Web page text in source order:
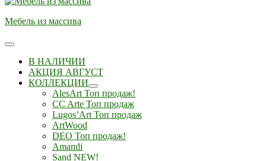
Мебель из массива
В НАЛИЧИИ
АКЦИЯ АВГУСТ
КОЛЛЕКЦИИ
AlesArt Топ продаж!
CC Arte Топ продаж
Lugos’Art Топ продаж
ArtWood
DEO Топ продаж!
Amandi
Sand NEW!